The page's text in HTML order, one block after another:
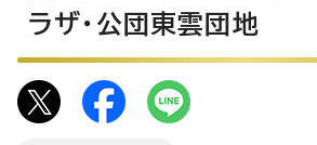
ラザ・公団東雲団地